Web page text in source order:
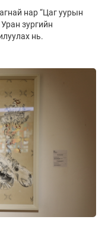
нар “Цаг уурын
зургийн
нь.